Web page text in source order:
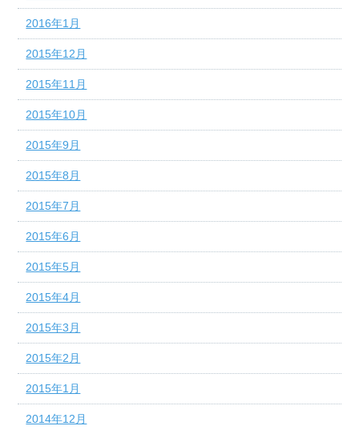
2016年1月
2015年12月
2015年11月
2015年10月
2015年9月
2015年8月
2015年7月
2015年6月
2015年5月
2015年4月
2015年3月
2015年2月
2015年1月
2014年12月